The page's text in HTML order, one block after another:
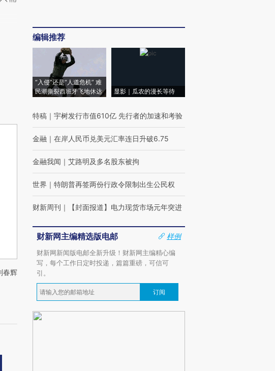
春辉
编辑推荐
“入侵”还是“人道危机” 难
民潮撕裂西班牙飞地休达
显影｜瓜农的漫长等待
特稿 ｜ 宇树发行市值610亿 先行者的加速和考验
金融 ｜ 在岸人民币兑美元汇率连日升破6.75
金融我闻 ｜ 艾路明及多名股东被拘
世界 ｜ 特朗普再签两份行政令限制出生公民权
财新周刊 ｜ 【封面报道】电力现货市场元年突进
财新网主编精选版电邮
样例
财新网新闻版电邮全新升级！财新网主编精心编
写，每个工作日定时投递，篇篇重磅，可信可
引。
订阅